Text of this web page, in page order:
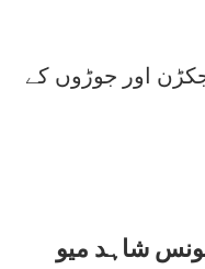
اور جوڑوں کے
شاہد میو